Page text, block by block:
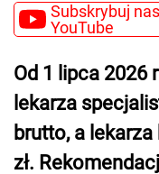
Subskrybuj
YouTube
Od 1 lipca 2026
lekarza
brutto, a
zł.